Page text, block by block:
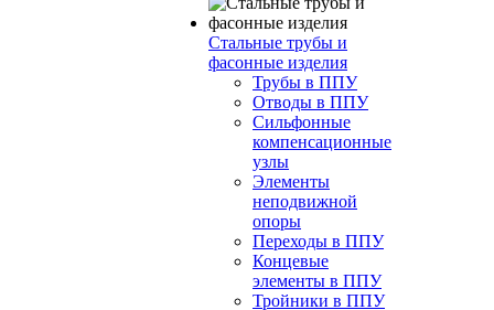
Стальные трубы и
фасонные изделия
Трубы в ППУ
Отводы в ППУ
Сильфонные
компенсационные
узлы
Элементы
неподвижной
опоры
Переходы в ППУ
Концевые
элементы в ППУ
Тройники в ППУ